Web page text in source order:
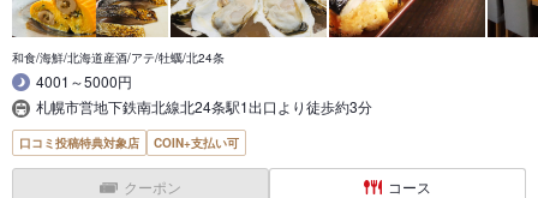
和食/海鮮/北海道産酒/アテ/牡蠣/北24条
4001～5000円
札幌市営地下鉄南北線北24条駅1出口より徒歩約3分
口コミ投稿特典対象店 COIN+支払い可
クーポン コース